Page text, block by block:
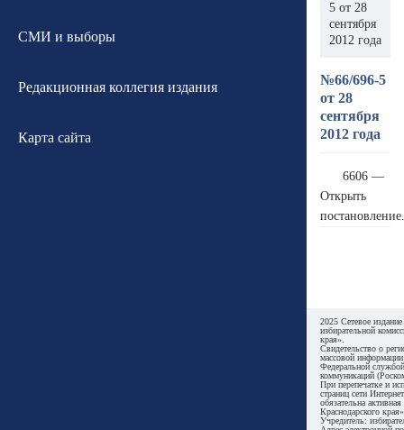
СМИ и выборы
Редакционная коллегия издания
Карта сайта
5 от 28
сентября
2012 года
№66/696-5
от 28
сентября
2012 года
6606 —
Открыть
2025 Сетевое
избирательной
края».
Свидетельство о
массовой
Федеральной
коммуникаций
При перепечатке и
страниц сети Интернет
обязательна
Краснодарского
Учредитель: